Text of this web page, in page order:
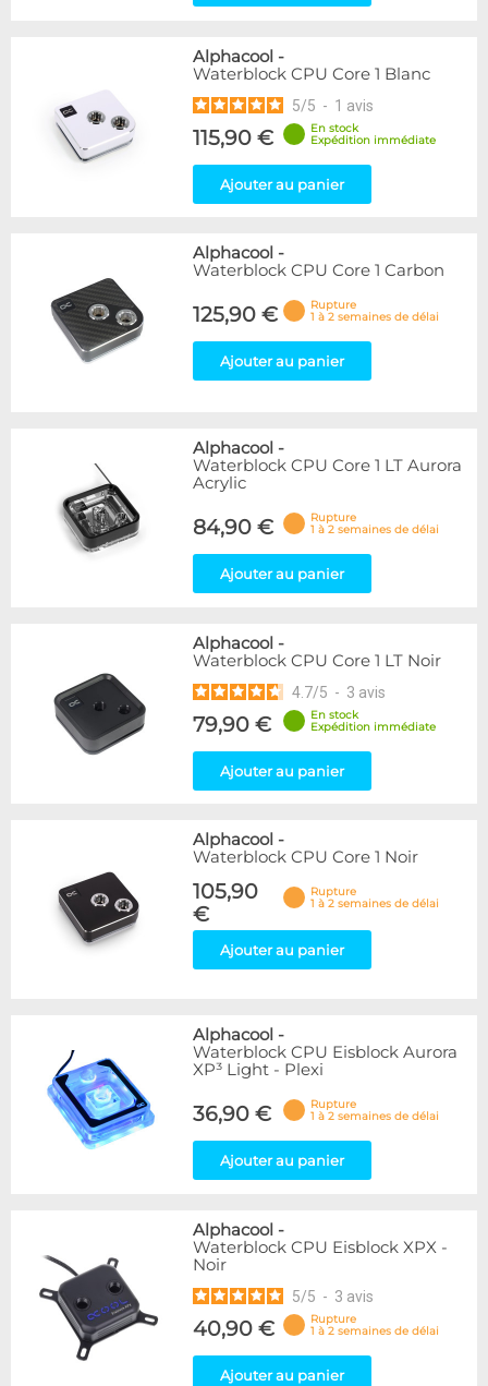
Alphacool -
Waterblock CPU Core 1 Blanc
5/5 - 1 avis
115,90 €
En stock
Expédition immédiate
Ajouter au panier
Alphacool -
Waterblock CPU Core 1 Carbon
125,90 €
Rupture
1 à 2 semaines de délai
Ajouter au panier
Alphacool -
Waterblock CPU Core 1 LT Aurora
Acrylic
84,90 €
Rupture
1 à 2 semaines de délai
Ajouter au panier
Alphacool -
Waterblock CPU Core 1 LT Noir
4.7/5 - 3 avis
79,90 €
En stock
Expédition immédiate
Ajouter au panier
Alphacool -
Waterblock CPU Core 1 Noir
105,90
€
Rupture
1 à 2 semaines de délai
Ajouter au panier
Alphacool -
Waterblock CPU Eisblock Aurora
XP³ Light - Plexi
36,90 €
Rupture
1 à 2 semaines de délai
Ajouter au panier
Alphacool -
Waterblock CPU Eisblock XPX -
Noir
5/5 - 3 avis
40,90 €
Rupture
1 à 2 semaines de délai
Ajouter au panier